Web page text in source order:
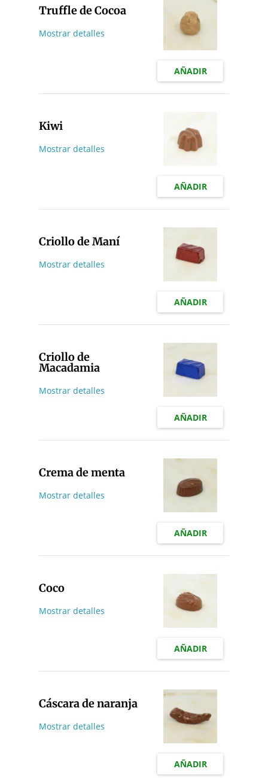
Truffle de Cocoa
Mostrar detalles
AÑADIR
Kiwi
Mostrar detalles
AÑADIR
Criollo de Maní
Mostrar detalles
AÑADIR
Criollo de
Macadamia
Mostrar detalles
AÑADIR
Crema de menta
Mostrar detalles
AÑADIR
Coco
Mostrar detalles
AÑADIR
Cáscara de naranja
Mostrar detalles
AÑADIR